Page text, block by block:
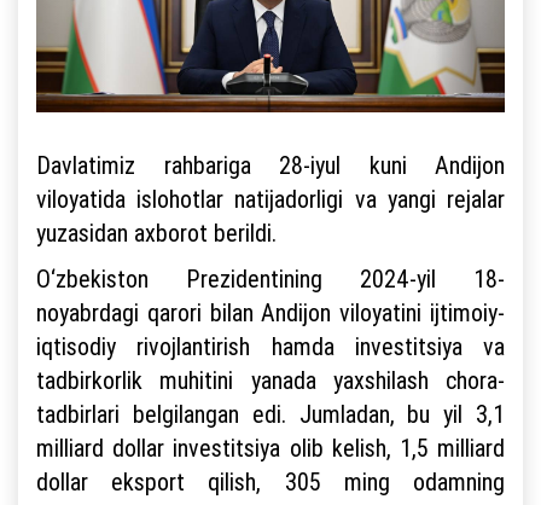
Davlatimiz rahbariga 28-iyul kuni Andijon
viloyatida islohotlar natijadorligi va yangi rejalar
yuzasidan axborot berildi.
O‘zbekiston Prezidentining 2024-yil 18-
noyabrdagi qarori bilan Andijon viloyatini ijtimoiy-
iqtisodiy rivojlantirish hamda investitsiya va
tadbirkorlik muhitini yanada yaxshilash chora-
tadbirlari belgilangan edi. Jumladan, bu yil 3,1
milliard dollar investitsiya olib kelish, 1,5 milliard
dollar eksport qilish, 305 ming odamning